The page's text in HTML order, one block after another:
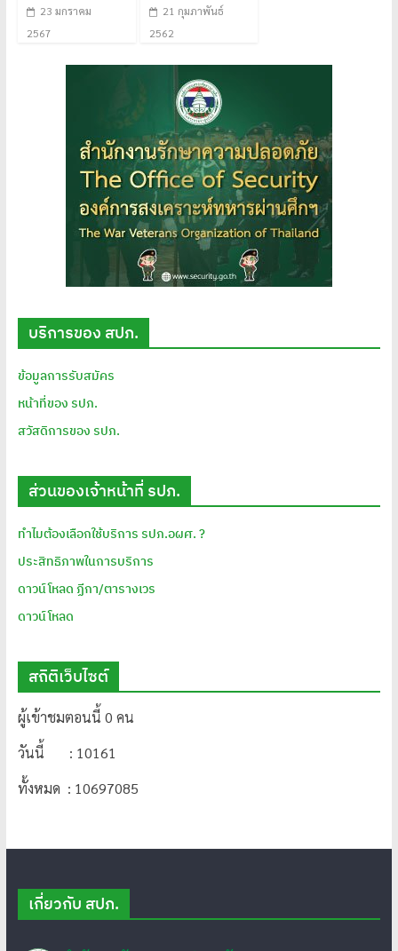
23 มกราคม
2567
21 กุมภาพันธ์
2562
บริการของ สปภ.
ข้อมูลการรับสมัคร
หน้าที่ของ รปภ.
สวัสดิการของ รปภ.
ส่วนของเจ้าหน้าที่ รปภ.
ทำไมต้องเลือกใช้บริการ รปภ.อผศ. ?
ประสิทธิภาพในการบริการ
ดาวน์โหลด ฏีกา/ตารางเวร
ดาวน์โหลด
สถิติเว็บไซต์
ผู้เข้าชมตอนนี้ 0 คน
วันนี้ : 10161
ทั้งหมด : 10697085
เกี่ยวกับ สปภ.